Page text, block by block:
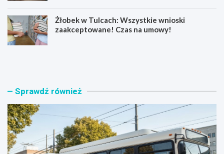
Żłobek w Tulcach: Wszystkie wnioski
zaakceptowane! Czas na umowy!
C
o
a
k
n
a
w
„
w
r
z
e
z
K
Sprawdź również